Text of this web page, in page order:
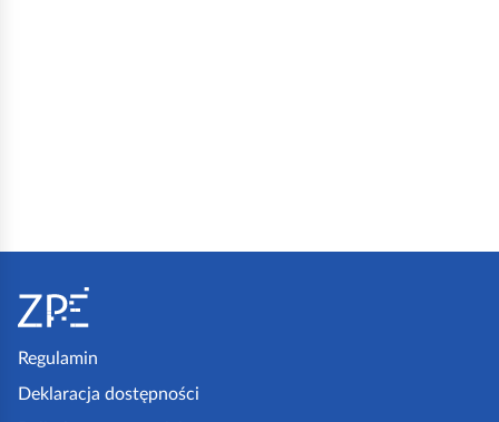
Regulamin
Deklaracja dostępności